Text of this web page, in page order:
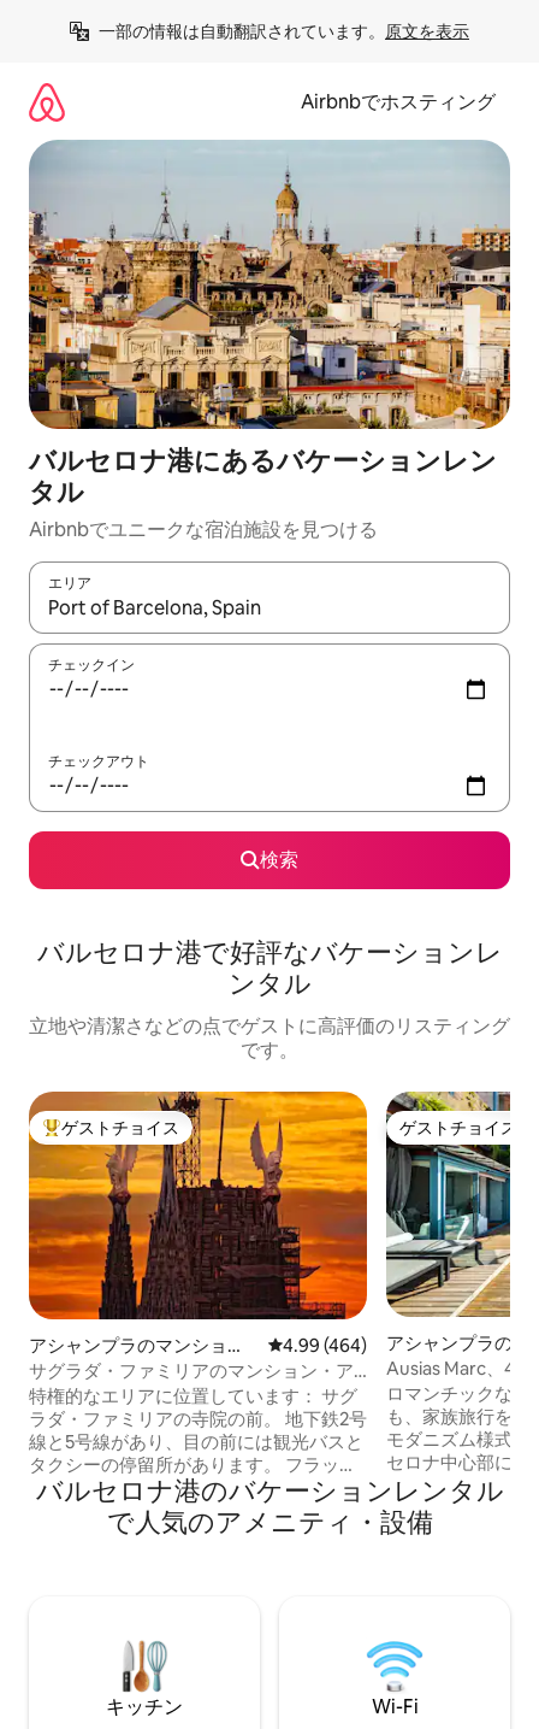
一部の情報は自動翻訳されています。 原文を表示
Airbnbでホスティング
バルセロナ港にあるバケーションレン
タル
Airbnbでユニークな宿泊施設を見つける
エリア
検索結果が表示されたら、上下の矢印キーを使って移動するか
チェックイン
チェックアウト
検索
バルセロナ港で好評なバケーションレ
ンタル
立地や清潔さなどの点でゲストに高評価のリスティング
です。
大好評のゲストチョイスです。
ゲストチョイス
アシャンプラのマンショ
ン・アパート
レビュー464件、5つ星中4.99つ
4.99 (464)
サグラダ・ファミリアのマンション・ア
パート 「コーナーフラット」、サ...
特権的なエリアに位置しています： サグ
ラダ・ファミリアの寺院の前。 地下鉄2号
線と5号線があり、目の前には観光バスと
タクシーの停留所があります。 フラッ
ト： ダブルベッド3台の寝室3部屋、バス
ルーム2部屋、広いリビングルーム、キッ
チンアイランドで構成された131平方メー
GAGGENAU、DORN BRACHTなどの企
業やJOAQUIM RIFE、PHILIPPE STARCK
などのデザイナーが、エイシャンブレの
グリッドにある大きな窓を通して開か
ゲストチョイス
ゲストチョイス
アシャンプラのマ
ン・アパート
Ausias Marc、4-
グ - テラス2
ロマンチックな
も、家族旅行を
モダニズム様式の
セロナ中心部に位
たラグジュアリー
しいペントハウスです。 エレ
階まで行き、階段
す。広々としたリ
テラス。物入れ部
に使える追加の冷
があります。 パーティーを探している若
バルセロナ港のバケーションレンタル
で人気のアメニティ・設備
キッチン Wi-Fi